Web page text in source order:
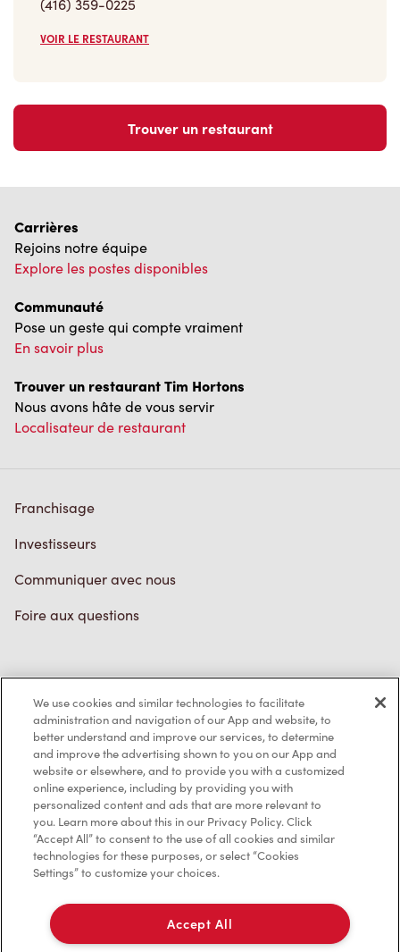
(416) 359-0225
VOIR LE RESTAURANT
Trouver un restaurant
Carrières
Rejoins notre équipe
Explore les postes disponibles
Communauté
Pose un geste qui compte vraiment
En savoir plus
Trouver un restaurant Tim Hortons
Nous avons hâte de vous servir
Localisateur de restaurant
Franchisage
Investisseurs
Communiquer avec nous
Foire aux questions
Politique de confidentialité
Conditions de service
Marques de commerce
Accessibilité
Diagnostic
Contactez-nous
We use cookies and similar technologies to facilitate
administration and navigation of our App and website, to
better understand and improve our services, to determine
and improve the advertising shown to you on our App and
website or elsewhere, and to provide you with a customized
online experience, including by providing you with
personalized content and ads that are more relevant to
you. Learn more about this in our Privacy Policy. Click
“Accept All” to consent to the use of all cookies and similar
technologies for these purposes, or select “Cookies
Settings” to customize your choices.
Accept All